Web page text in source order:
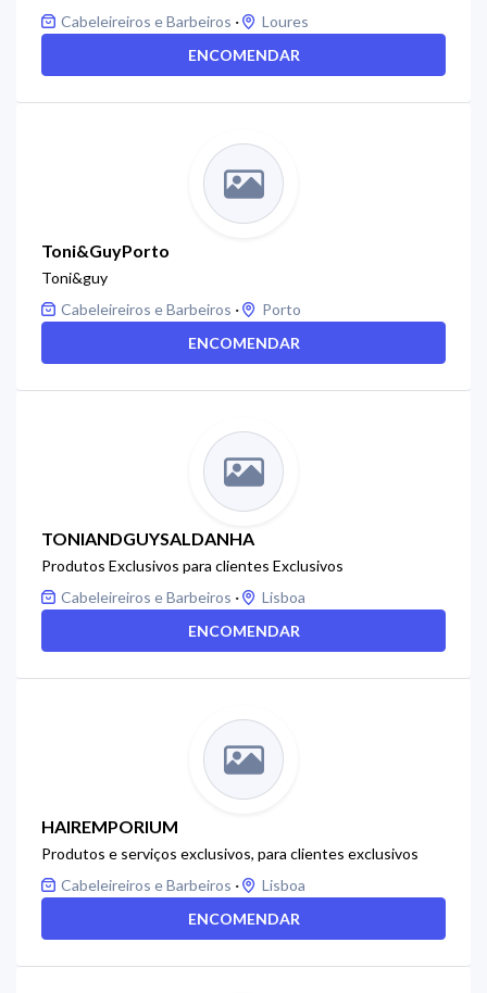
Cabeleireiros e Barbeiros ·
Loures
ENCOMENDAR
Toni&GuyPorto
Toni&guy
Cabeleireiros e Barbeiros ·
Porto
ENCOMENDAR
TONIANDGUYSALDANHA
Produtos Exclusivos para clientes Exclusivos
Cabeleireiros e Barbeiros ·
Lisboa
ENCOMENDAR
HAIREMPORIUM
Produtos e serviços exclusivos, para clientes exclusivos
Cabeleireiros e Barbeiros ·
Lisboa
ENCOMENDAR